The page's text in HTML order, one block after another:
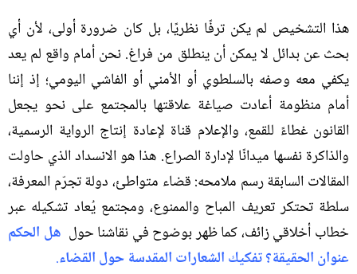
هذا التشخيص لم يكن ترفًا نظريًا، بل كان ضرورة أولى، لأن أي
بحث عن بدائل لا يمكن أن ينطلق من فراغ.نحن أمام واقع لم يعد
يكفي معه وصفه بالسلطوي أو الأمني أو الفاشي اليومي؛ إذ إننا
أمام منظومة أعادت صياغة علاقتها بالمجتمع على نحو يجعل
القانون غطاءً للقمع، والإعلام قناة لإعادة إنتاج الرواية الرسمية،
والذاكرة نفسها ميدانًا لإدارة الصراع. هذا هو الانسداد الذي حاولت
المقالات السابقة رسم ملامحه:قضاء متواطئ، دولة تجرّم المعرفة،
سلطة تحتكر تعريف المباح والممنوع، ومجتمع يُعاد تشكيله عبر
خطاب أخلاقي زائف، كما ظهر بوضوح في نقاشنا حول هل الحكم
عنوان الحقيقة؟ تفكيك الشعارات المقدسة حول القضاء.